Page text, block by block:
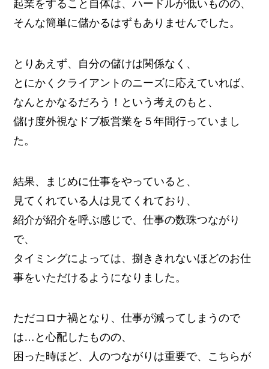
起業をすること自体は、ハードルが低いものの、
そんな簡単に儲かるはずもありませんでした。
とりあえず、自分の儲けは関係なく、
とにかくクライアントのニーズに応えていれば、
なんとかなるだろう！という考えのもと、
儲け度外視なドブ板営業を５年間行っていまし
た。
結果、まじめに仕事をやっていると、
見てくれている人は見てくれており、
紹介が紹介を呼ぶ感じで、仕事の数珠つながり
で、
タイミングによっては、捌ききれないほどのお仕
事をいただけるようになりました。
ただコロナ禍となり、仕事が減ってしまうので
は…と心配したものの、
困った時ほど、人のつながりは重要で、こちらが